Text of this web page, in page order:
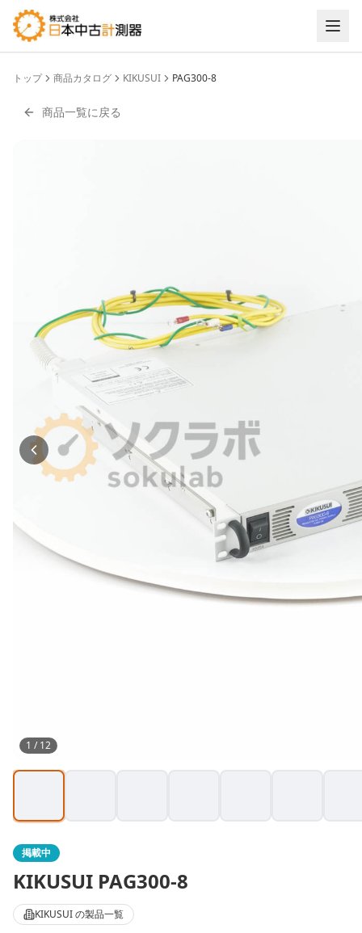
トップ 商品カタログ KIKUSUI PAG300-8
商品一覧に戻る
1 /12
掲載中
KIKUSUI PAG300-8
KIKUSUIの製品一覧